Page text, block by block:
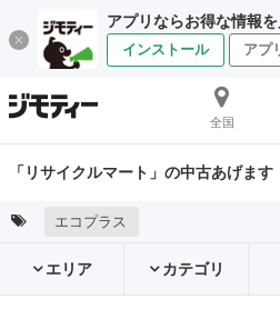
アプリならお得な情報を
インストール アプ
全国
「リサイクルマート」の中古あげます
エコプラス
エリア カテゴリ